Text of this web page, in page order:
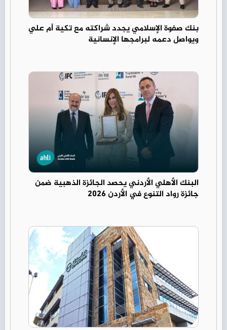
بنك صفوة الإسلامي يجدد شراكته مع تكية أم علي
ويواصل دعمه لبرامجها الإنسانية
البنك الأهلي الأردني يحصد الجائزة الذهبية ضمن
جائزة رواد التنوع في الأردن 2026